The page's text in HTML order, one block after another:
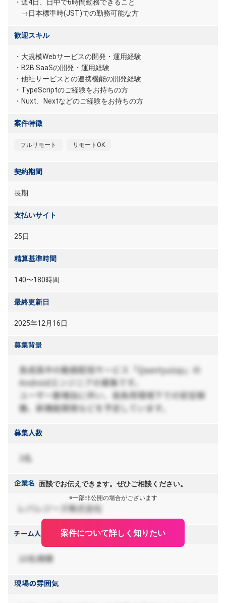
・週4日、日中で6時間勤務できること
→日本標準時(JST)での勤務可能な方
歓迎スキル
・大規模Webサービスの開発・運用経験
・B2B SaaSの開発・運用経験
・他社サービスとの連携機能の開発経験
・TypeScriptのご経験をお持ちの方
・Nuxt、Nextなどのご経験をお持ちの方
案件特徴
フルリモート リモートOK
契約期間
長期
支払いサイト
25日
精算基準時間
140〜180時間
最終更新日
2025年12月16日
面談でお伝えできます。ぜひご相談ください。
※一部非公開の場合がございます
案件について詳しく知りたい